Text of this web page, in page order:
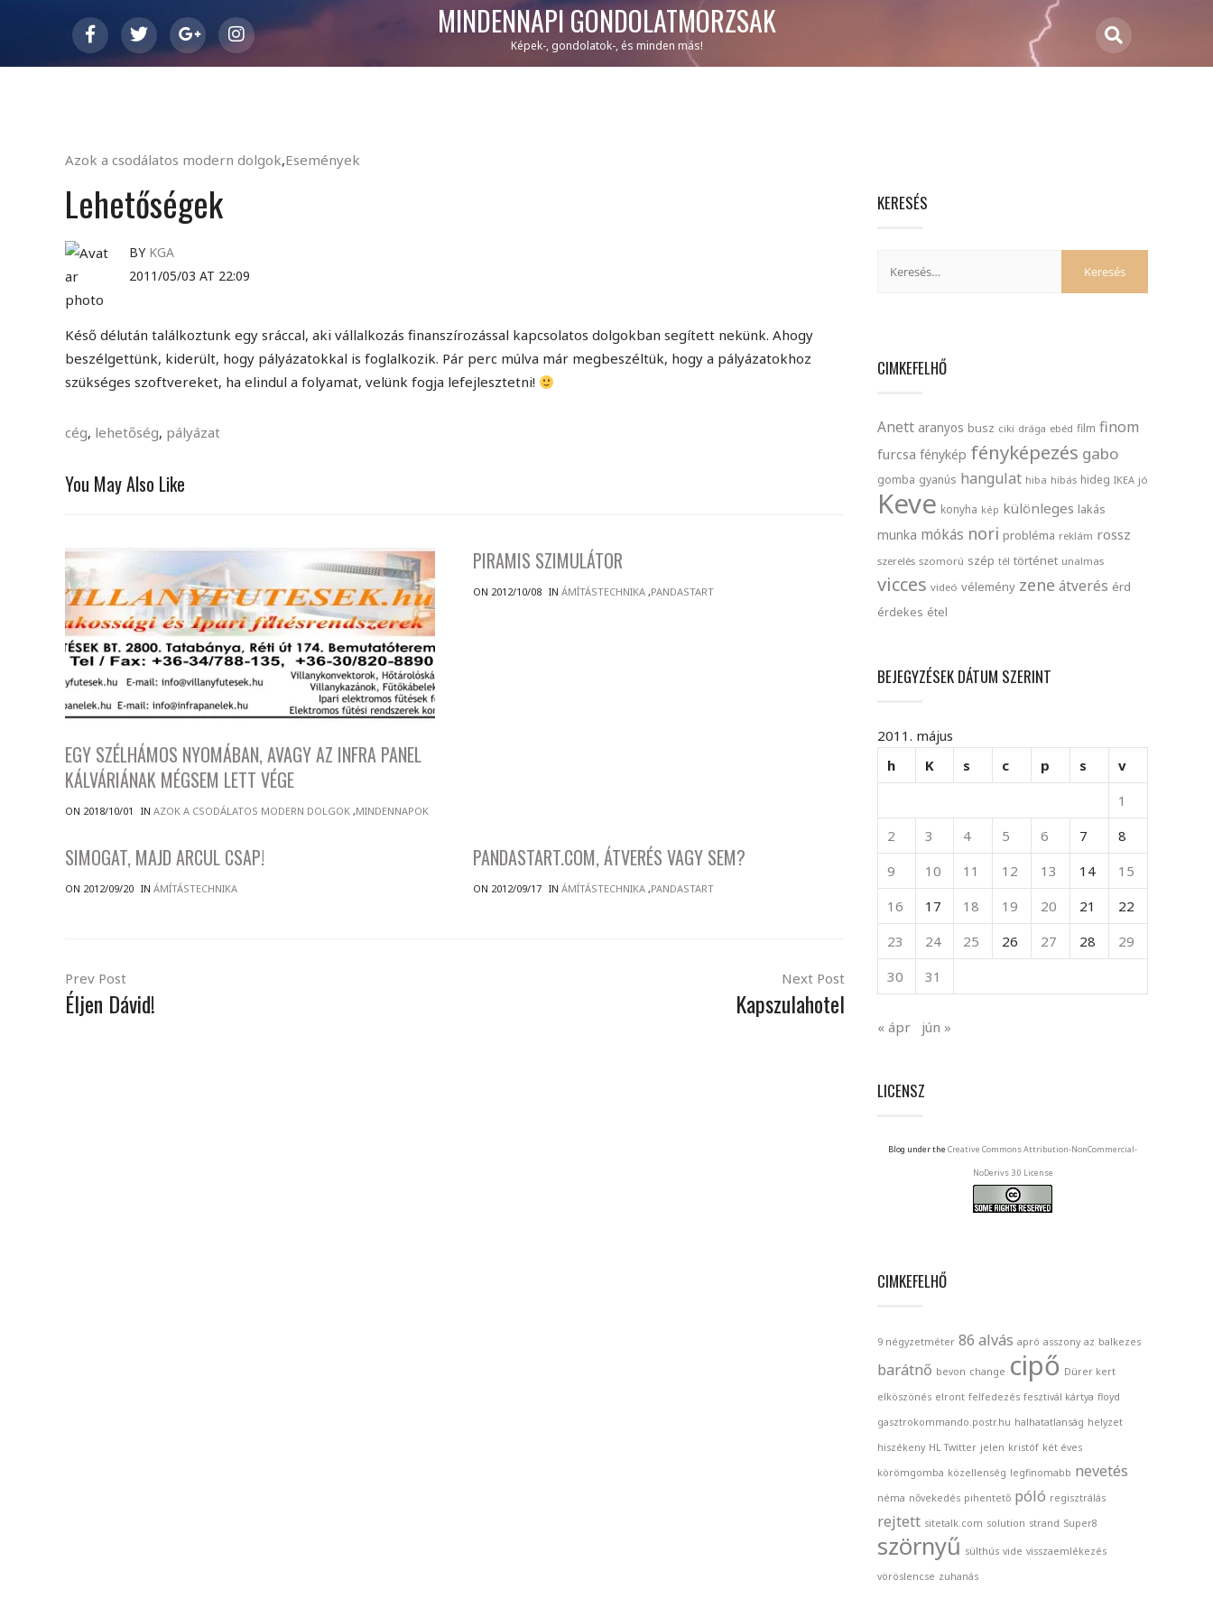
MINDENNAPI GONDOLATMORZSÁK
Képek-, gondolatok-, és minden más!
Azok a csodálatos modern dolgok,Események
Lehetőségek
BY KGA
2011/05/03 AT 22:09
Késő délután találkoztunk egy sráccal, aki vállalkozás finanszírozással kapcsolatos dolgokban segített nekünk. Ahogy
beszélgettünk, kiderült, hogy pályázatokkal is foglalkozik. Pár perc múlva már megbeszéltük, hogy a pályázatokhoz
szükséges szoftvereket, ha elindul a folyamat, velünk fogja lefejlesztetni!
cég, lehetőség, pályázat
You May Also Like
EGY SZÉLHÁMOS NYOMÁBAN, AVAGY AZ INFRA PANEL
KÁLVÁRIÁNAK MÉGSEM LETT VÉGE
ON 2018/10/01 IN AZOK A CSODÁLATOS MODERN DOLGOK ,MINDENNAPOK
PIRAMIS SZIMULÁTOR
ON 2012/10/08 INÁMÍTÁSTECHNIKA ,PANDASTART
SIMOGAT, MAJD ARCUL CSAP!
ON 2012/09/20 IN ÁMÍTÁSTECHNIKA
PANDASTART.COM, ÁTVERÉS VAGY SEM?
ON 2012/09/17 INÁMÍTÁSTECHNIKA ,PANDASTART
Prev Post
Éljen Dávid!
Next Post
Kapszulahotel
KERESÉS
CIMKEFELHŐ
Anett aranyos busz ciki drága ebéd film finom
furcsa fénykép fényképezés gabo
gomba gyanús hangulat hiba hibás hideg IKEA jó
Keve konyha kép különleges lakás
munka mókás nori probléma reklám rossz
szerelés szomorú szép tél történet unalmas
vicces videó vélemény zene átverés érd
érdekes étel
BEJEGYZÉSEK DÁTUM SZERINT
2011. május
h
K s c p s
v
1
2
3 4 5 6 7
8
9
10 11 12 13 14
15
16
17 18 19 20 21
22
23
24 25 26 27 28
29
30
31
« ápr jún »
LICENSZ
Blog under the Creative Commons Attribution-NonCommercial-
NoDerivs 3.0 License
CIMKEFELHŐ
9 négyzetméter 86 alvás apró asszony az balkezes
barátnő bevon change cipő Dürer kert
elköszönés elront felfedezés fesztivál kártya floyd
gasztrokommando.postr.hu halhatatlanság helyzet
hiszékeny HL Twitter jelen kristóf két éves
körömgomba közellenség legfinomabb nevetés
néma nővekedés pihentető póló regisztrálás
rejtett sitetalk.com solution strand Super8
szörnyű sülthús vide visszaemlékezés
vöröslencse zuhanás